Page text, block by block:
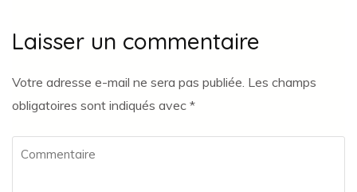
Laisser un commentaire
Votre adresse e-mail ne sera pas publiée. Les champs
obligatoires sont indiqués avec *
Commentaire